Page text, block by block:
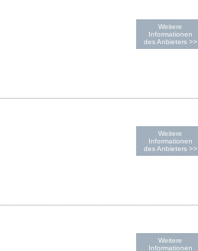
Weitere
Informationen
des Anbieters >>
Weitere
Informationen
des Anbieters >>
Weitere
Informationen